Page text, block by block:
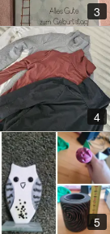
3
4
5